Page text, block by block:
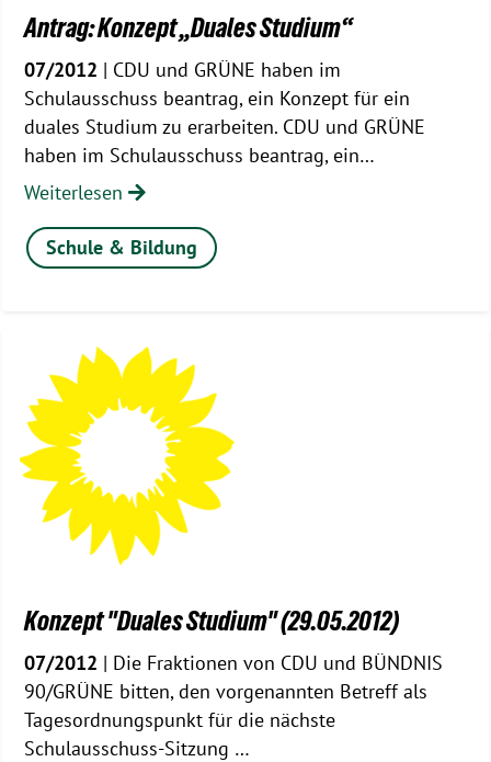
Antrag: Konzept „Duales Studium“
07/2012 | CDU und GRÜNE haben im
Schulausschuss beantrag, ein Konzept für ein
duales Studium zu erarbeiten. CDU und GRÜNE
haben im Schulausschuss beantrag, ein…
Weiterlesen
Schule & Bildung
Konzept "Duales Studium" (29.05.2012)
07/2012 | Die Fraktionen von CDU und BÜNDNIS
90/GRÜNE bitten, den vorgenannten Betreff als
Tagesordnungspunkt für die nächste
Schulausschuss-Sitzung …